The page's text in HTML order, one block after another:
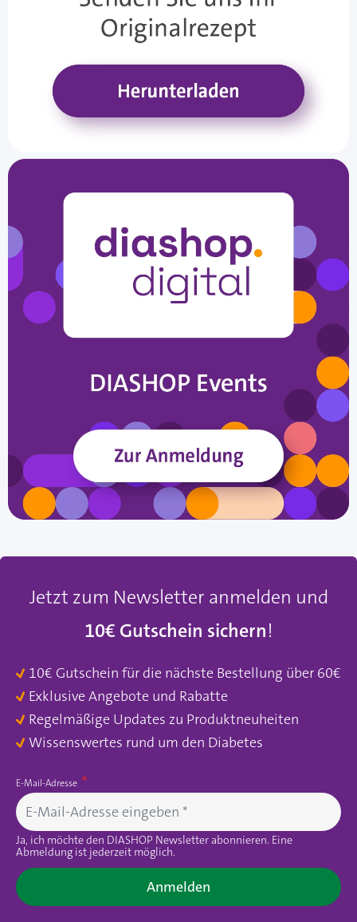
Jetzt zum Newsletter anmelden und
10€ Gutschein sichern!
10€ Gutschein für die nächste Bestellung über 60€
Exklusive Angebote und Rabatte
Regelmäßige Updates zu Produktneuheiten
Wissenswertes rund um den Diabetes
E-Mail-Adresse
Ja, ich möchte den DIASHOP Newsletter abonnieren. Eine
Abmeldung ist jederzeit möglich.
Anmelden